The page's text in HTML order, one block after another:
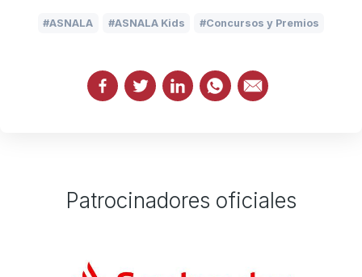
ASNALA ASNALA Kids Concursos y Premios
Patrocinadores oficiales